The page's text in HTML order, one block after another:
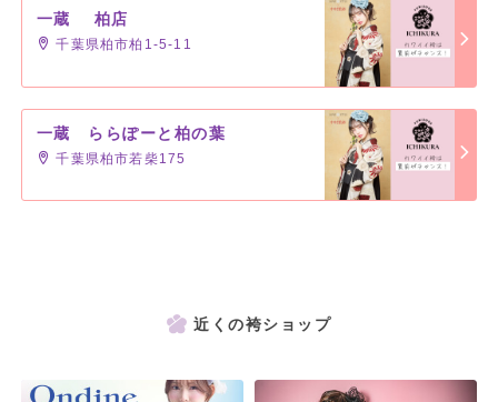
一蔵 柏店
千葉県柏市柏1-5-11
一蔵 ららぽーと柏の葉
千葉県柏市若柴175
近くの袴ショップ